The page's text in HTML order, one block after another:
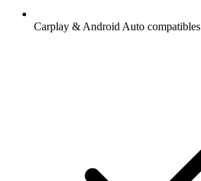
Carplay & Android Auto compatibles